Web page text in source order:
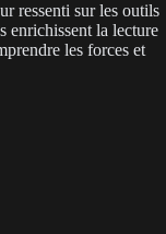
ressenti sur les outils
enrichissent la lecture
les forces et